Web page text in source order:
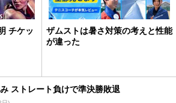
チケッ
ザムストは暑さ対策の考えと性能
が違った
ストレート負けで準決勝敗退